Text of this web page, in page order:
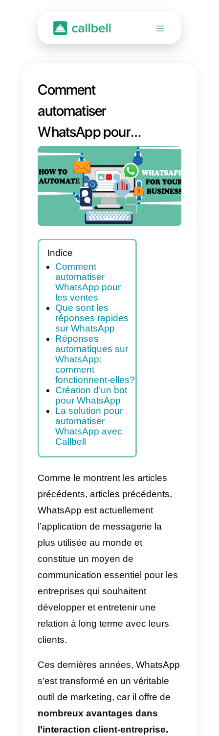
Comment
automatiser
WhatsApp pour
votre entreprise
Indice
Comment
automatiser
WhatsApp pour
les ventes
Que sont les
réponses rapides
sur WhatsApp
Réponses
automatiques sur
WhatsApp:
comment
Création d’un bot
pour WhatsApp
La solution pour
automatiser
WhatsApp avec
Callbell
Comme le montrent les articles
précédents, articles précédents,
WhatsApp est actuellement
l’application de messagerie la
plus utilisée au monde et
constitue un moyen de
communication essentiel pour les
entreprises qui souhaitent